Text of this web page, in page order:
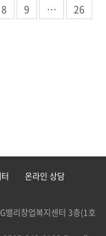
8 9 …
26
온라인 상담
밸리창업복지센터 3층(1호